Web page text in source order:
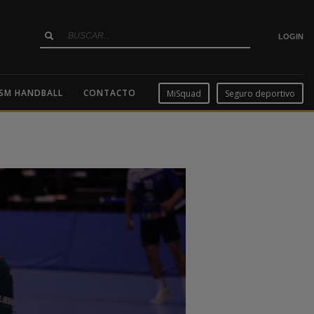
LOGIN
HANDBALL CONTACTO MiSquad Seguro deportivo